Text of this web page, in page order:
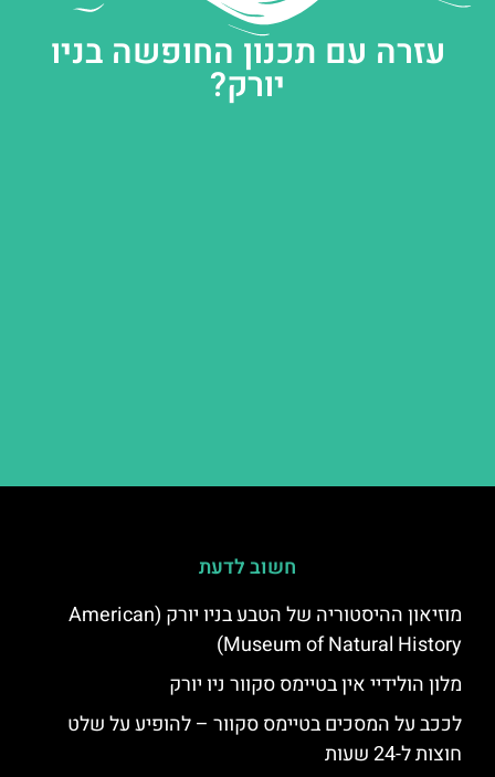
עזרה עם תכנון החופשה בניו
יורק?
חשוב לדעת
מוזיאון ההיסטוריה של הטבע בניו יורק (American
Museum of Natural History)
מלון הולידיי אין בטיימס סקוור ניו יורק
לככב על המסכים בטיימס סקוור – להופיע על שלט
חוצות ל-24 שעות